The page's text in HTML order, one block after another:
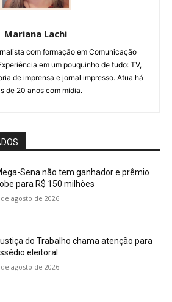
Mariana Lachi
com formação em Comunicação
em um pouquinho de tudo: TV,
de imprensa e jornal impresso. Atua há
de 20 anos com mídia.
Sena não tem ganhador e prêmio
para R$ 150 milhões
de agosto de 2026
do Trabalho chama atenção para
eleitoral
agosto de 2026